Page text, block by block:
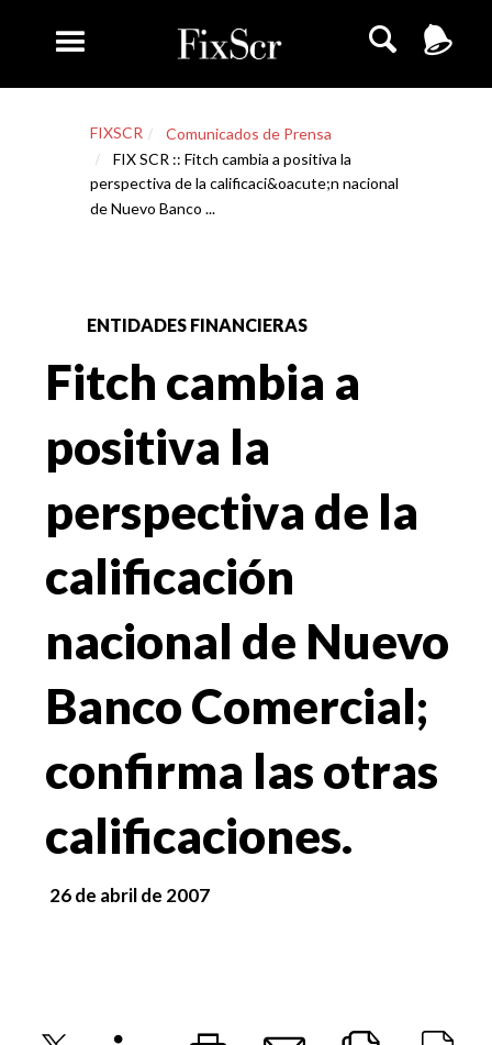
FIXSCR
Comunicados de Prensa
FIX SCR :: Fitch cambia a positiva la
perspectiva de la calificaci&oacute;n nacional
de Nuevo Banco ...
ENTIDADES FINANCIERAS
Fitch cambia a
positiva la
perspectiva de la
calificación
nacional de Nuevo
Banco Comercial;
confirma las otras
calificaciones.
26 de abril de 2007